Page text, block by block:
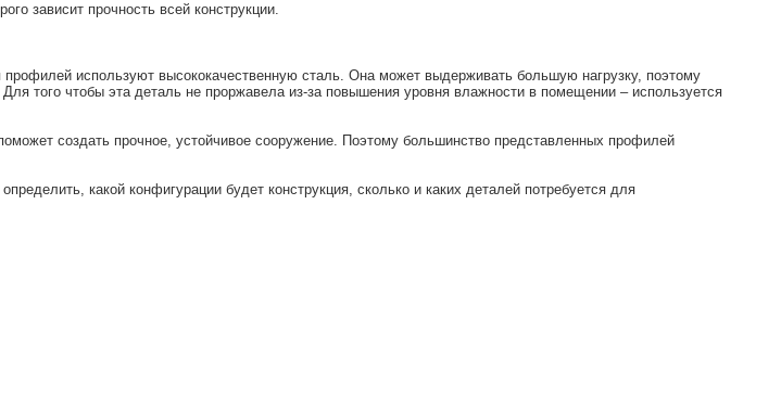
зависит прочность всей конструкции.
используют высококачественную сталь. Она может выдерживать большую нагрузку, поэтому
того чтобы эта деталь не проржавела из-за повышения уровня влажности в помещении – используется
создать прочное, устойчивое сооружение. Поэтому большинство представленных профилей
какой конфигурации будет конструкция, сколько и каких деталей потребуется для